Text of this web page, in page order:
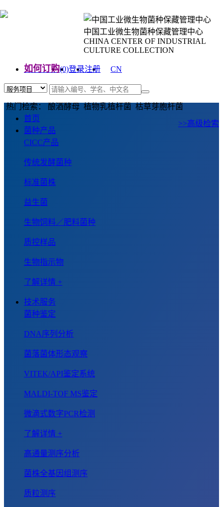
中国工业微生物菌种保藏管理中心
CHINA CENTER OF INDUSTRIAL
CULTURE COLLECTION
如何订购(0)登录注册
CN
热门检索： 酿酒酵母 植物乳植杆菌 枯草芽胞杆菌
>>高级检索
首页
菌种产品
CICC产品
传统发酵菌种
标准菌株
益生菌
生物饲料／肥料菌种
质控样品
生物指示物
了解详情 +
技术服务
菌种鉴定
DNA序列分析
菌落菌体形态观察
VITEK/API鉴定系统
MALDI-TOF MS鉴定
微滴式数字PCR检测
了解详情 +
高通量测序分析
菌株全基因组测序
质粒测序